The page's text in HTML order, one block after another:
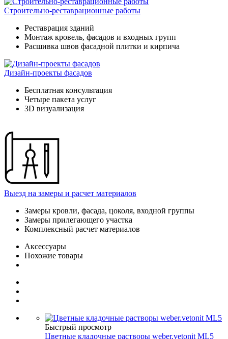
Строительно-реставрационные работы
Реставрация зданий
Монтаж кровель, фасадов и входных групп
Расшивка швов фасадной плитки и кирпича
Дизайн-проекты фасадов
Бесплатная консультация
Четыре пакета услуг
3D визуализация
Выезд на замеры и расчет материалов
Замеры кровли, фасада, цоколя, входной группы
Замеры прилегающего участка
Комплексный расчет материалов
Аксессуары
Похожие товары
Быстрый просмотр
Цветные кладочные растворы weber.vetonit ML5